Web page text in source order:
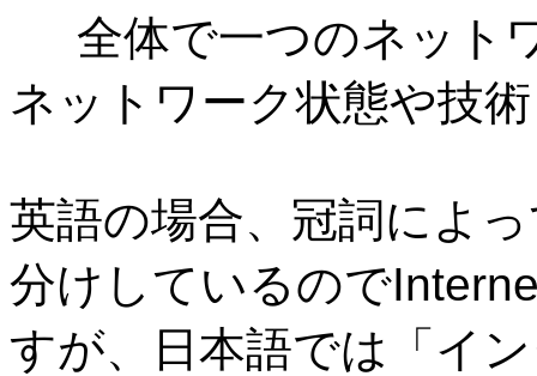
全体で一つのネット
ネットワーク状態や技
英語の場合、冠詞によ
分けしているので
すが、日本語では「イ